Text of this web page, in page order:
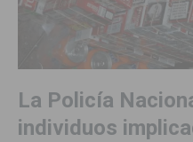
La Policía
individuos